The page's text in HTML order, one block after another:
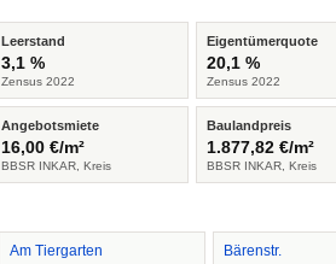
Leerstand
3,1 %
Zensus 2022
Eigentümerquote
20,1 %
Zensus 2022
Angebotsmiete
16,00 €/m²
BBSR INKAR, Kreis
Baulandpreis
1.877,82 €/m²
BBSR INKAR, Kreis
Am Tiergarten Bärenstr.